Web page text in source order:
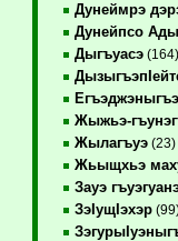
Дунеймрэ
Дунейпсо
Дыгъуасэ(164)
Егъэджэныгъэ
Жыжьэ-
Жылагъуэ(23)
Жьыщхьэ
Зауэ
ЗэIущIэхэр